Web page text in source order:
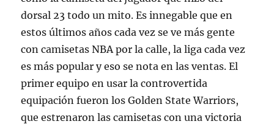
dorsal 23 todo un mito. Es innegable que en
estos últimos años cada vez se ve más gente
con camisetas NBA por la calle, la liga cada vez
es más popular y eso se nota en las ventas. El
primer equipo en usar la controvertida
equipación fueron los Golden State Warriors,
que estrenaron las camisetas con una victoria